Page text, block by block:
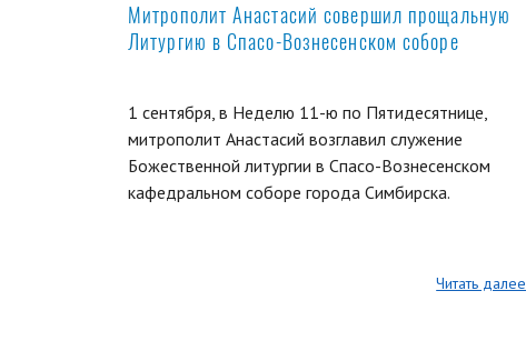
Митрополит Анастасий совершил прощальную
Литургию в Спасо-Вознесенском соборе
1 сентября, в Неделю 11-ю по Пятидесятнице,
митрополит Анастасий возглавил служение
Божественной литургии в Спасо-Вознесенском
кафедральном соборе города Симбирска.
Читать далее